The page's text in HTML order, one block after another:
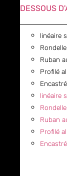
DESSOUS
linéaire
Rondelle
Ruban
Profilé
linéaire
Rondelle
Ruban
Profilé